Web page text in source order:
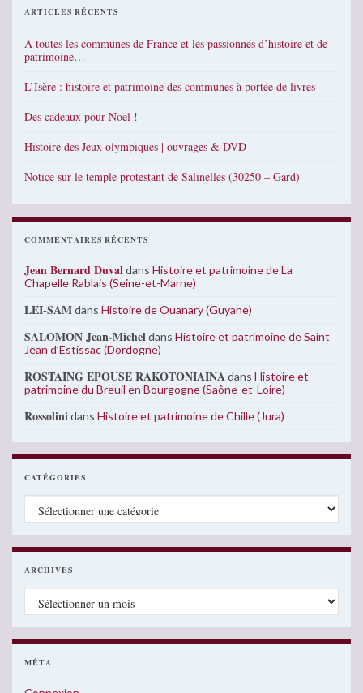
ARTICLES RÉCENTS
A toutes les communes de France et les passionnés d’histoire et de
patrimoine…
L’Isère : histoire et patrimoine des communes à portée de livres
Des cadeaux pour Noël !
Histoire des Jeux olympiques | ouvrages & DVD
Notice sur le temple protestant de Salinelles (30250 – Gard)
COMMENTAIRES RÉCENTS
Jean Bernard Duvaldans Histoire et patrimoine de La
Chapelle Rablais (Seine-et-Marne)
LEI-SAMdans Histoire de Ouanary (Guyane)
SALOMON Jean-Micheldans Histoire et patrimoine de Saint
Jean d’Estissac (Dordogne)
ROSTAING EPOUSE RAKOTONIAINAdans Histoire et
patrimoine du Breuil en Bourgogne (Saône-et-Loire)
Rossolinidans Histoire et patrimoine de Chille (Jura)
CATÉGORIES
Catégories
ARCHIVES
Archives
MÉTA